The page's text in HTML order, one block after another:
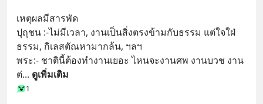
เหตุผลมีสารพัด
ปุถุชน :-ไม่มีเวลา, งานเป็นสิ่งตรงข้ามกับธรรม แต่ใจใฝ่
ธรรม, กิเลสตัณหามากล้น, ฯลฯ
พระ:- ชาตินี้ต้องทำงานเยอะ ไหนจะงานศพ งานบวช งาน
ต่... ดูเพิ่มเติม
1